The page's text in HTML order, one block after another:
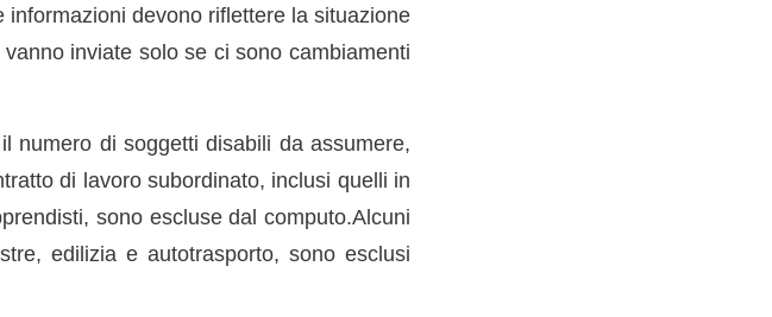
devono riflettere la situazione
inviate solo se ci sono cambiamenti
numero di soggetti disabili da assumere,
di lavoro subordinato, inclusi quelli in
sono escluse dal computo.Alcuni
edilizia e autotrasporto, sono esclusi